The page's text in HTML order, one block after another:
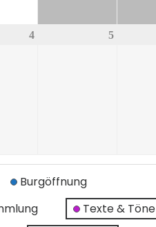
4 5
Burgöffnung
Texte & Töne